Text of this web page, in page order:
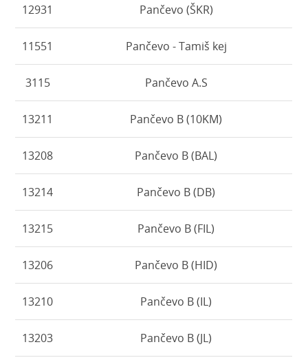
12931 Pančevo (ŠKR)
11551 Pančevo - Tamiš kej
3115 Pančevo A.S
13211 Pančevo B (10KM)
13208 Pančevo B (BAL)
13214 Pančevo B (DB)
13215 Pančevo B (FIL)
13206 Pančevo B (HID)
13210 Pančevo B (IL)
13203 Pančevo B (JL)